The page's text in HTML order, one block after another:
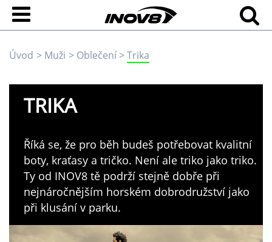
Úvod Muži Oblečení Trika
TRIKA
Říká se, že pro běh budeš potřebovat kvalitní
boty, kraťasy a tričko. Není ale triko jako triko.
Ty od INOV8 tě podrží stejně dobře při
nejnáročnějším horském dobrodružství jako
při klusání v parku.